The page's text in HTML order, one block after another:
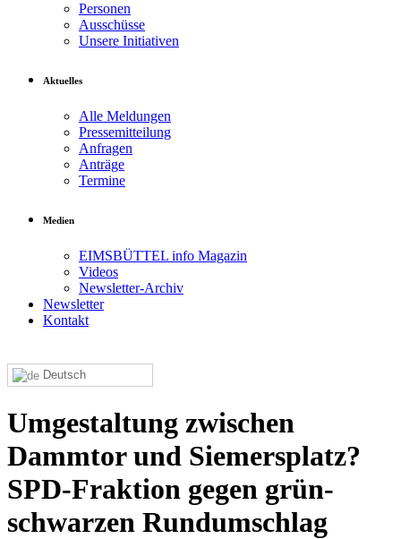
Personen
Ausschüsse
Unsere Initiativen
Aktuelles
Alle Meldungen
Pressemitteilung
Anfragen
Anträge
Termine
Medien
EIMSBÜTTEL info Magazin
Videos
Newsletter-Archiv
Newsletter
Kontakt
Deutsch
Umgestaltung zwischen
Dammtor und Siemersplatz?
SPD-Fraktion gegen grün-
schwarzen Rundumschlag